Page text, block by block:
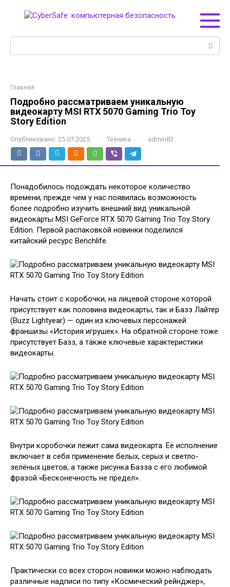
Главная
Подробно рассматриваем уникальную
видеокарту MSI RTX 5070 Gaming Trio Toy
Story Edition
Опубликовано: 25.07.2025 Техника admin83
Понадобилось подождать некоторое количество
времени, прежде чем у нас появилась возможность
более подробно изучить внешний вид уникальной
видеокарты MSI GeForce RTX 5070 Gaming Trio Toy Story
Edition. Первой распаковкой новинки поделился
китайский ресурс Benchlife.
Начать стоит с коробочки, на лицевой стороне которой
присутствует как половина видеокарты, так и Базз Лайтер
(Buzz Lightyear) — один из ключевых персонажей
франшизы «История игрушек». На обратной стороне тоже
присутствует Базз, а также ключевые характеристики
видеокарты.
Внутри коробочки лежит сама видеокарта. Её исполнение
включает в себя применение белых, серых и светло-
зелёных цветов, а также рисунка Базза с его любимой
фразой «Бесконечность не предел».
Практически со всех сторон новинки можно наблюдать
различные надписи по типу «Космический рейнджер»,